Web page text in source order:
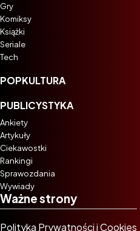
Gry
Komiksy
Książki
Seriale
Tech
POPKULTURA
PUBLICYSTYKA
Ankiety
Artykuły
Ciekawostki
Rankingi
Sprawozdania
Wywiady
Ważne strony
Polityka Prywatności i Cookies